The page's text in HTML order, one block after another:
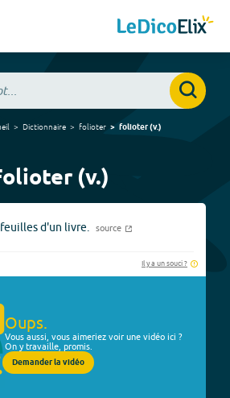
Dictionnaire folioter folioter(v.)
(v.)
d'un livre. source
Il y a un souci ?
Oups.
Vous aussi, vous aimeriez voir une vidéo ici ?
On y travaille, promis.
Demander la vidéo